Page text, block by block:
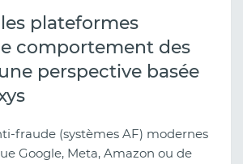
plateformes
comportement des
perspective basée
fraude (systèmes AF) modernes
Google, Meta, Amazon ou de